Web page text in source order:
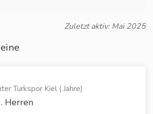
Zuletzt aktiv: Mai 2025
Türkspor Kiel ( Jahre)
Herren